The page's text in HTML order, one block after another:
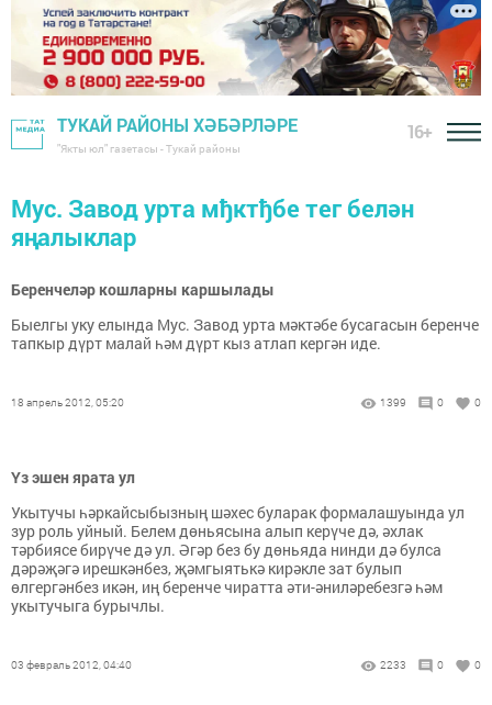
ТУКАЙ РАЙОНЫ ХӘБӘРЛӘРЕ
"Якты юл" газетасы - Тукай районы
16+
Мус. Завод урта мђктђбе тег белән
яңалыклар
Беренчеләр кошларны каршылады
Быелгы уку елында Мус. Завод урта мәктәбе бусагасын беренче
тапкыр дүрт малай һәм дүрт кыз атлап кергән иде.
18 апрель 2012, 05:20 1399 0 0
Үз эшен ярата ул
Укытучы һәркайсыбызның шәхес буларак формалашуында ул
зур роль уйный. Белем дөньясына алып керүче дә, әхлак
тәрбиясе бирүче дә ул. Әгәр без бу дөньяда нинди дә булса
дәрәҗәгә ирешкәнбез, җәмгыятькә кирәкле зат булып
өлгергәнбез икән, иң беренче чиратта әти-әниләребезгә һәм
укытучыга бурычлы.
03 февраль 2012, 04:40 2233 0 0